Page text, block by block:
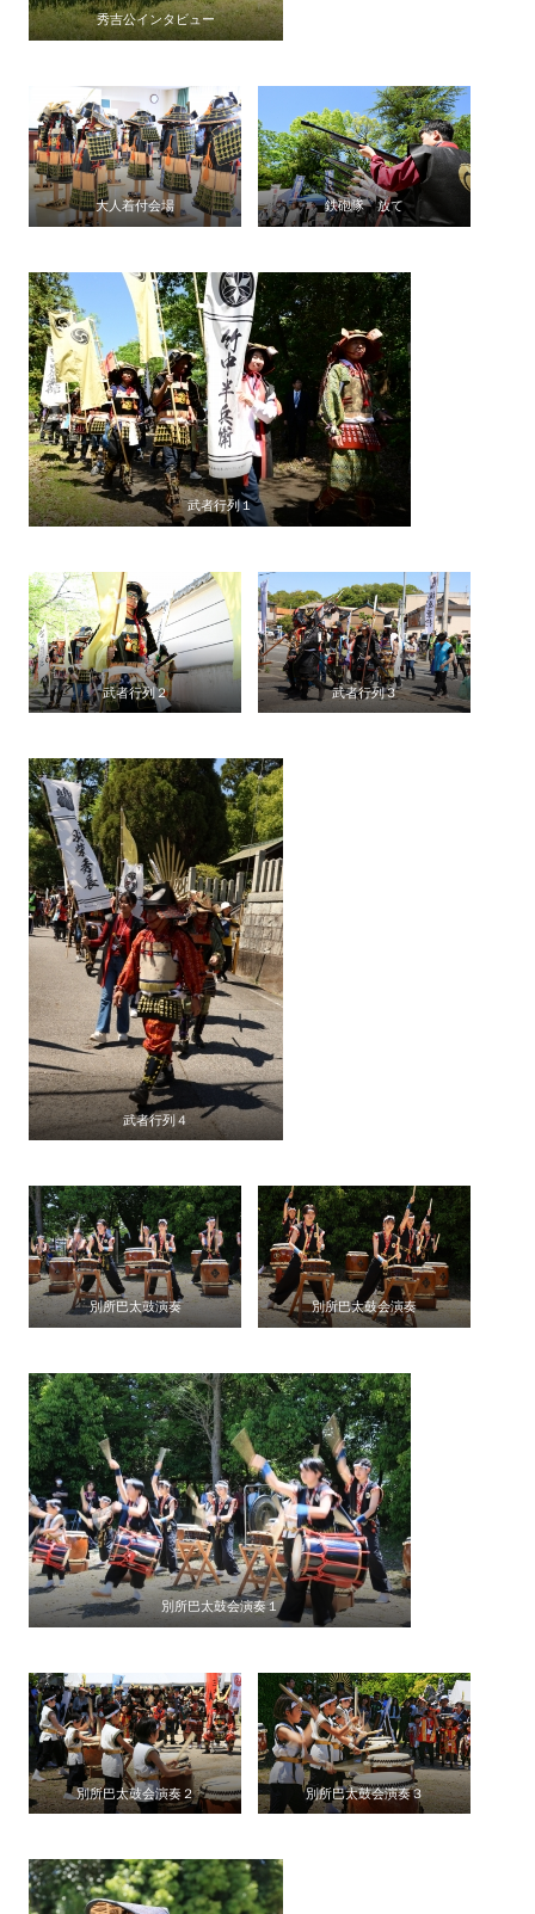
秀吉公インタビュー
大人着付会場 鉄砲隊 放て
武者行列１
武者行列２ 武者行列３
武者行列４
別所巴太鼓演奏 別所巴太鼓会演奏
別所巴太鼓会演奏１
別所巴太鼓会演奏２ 別所巴太鼓会演奏３